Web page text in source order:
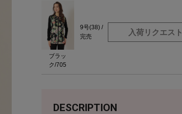
ブラッ
ク/705
9号(38) /
完売
入荷リクエスト
DESCRIPTION